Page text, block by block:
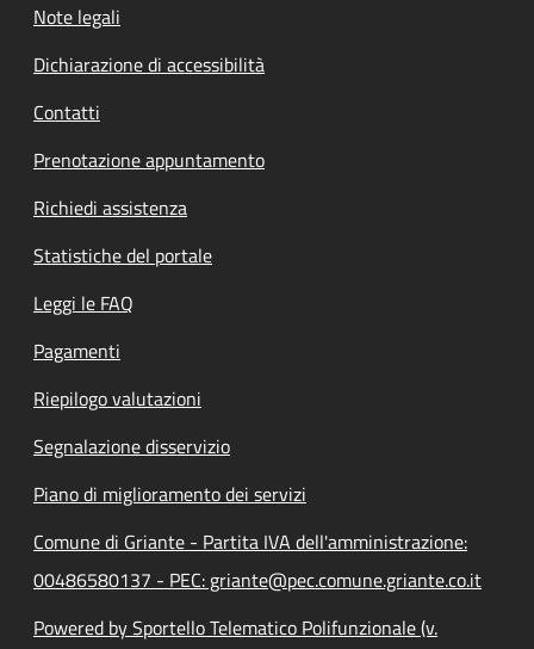
Note legali
Dichiarazione di accessibilità
Contatti
Prenotazione appuntamento
Richiedi assistenza
Statistiche del portale
Leggi le FAQ
Pagamenti
Riepilogo valutazioni
Segnalazione disservizio
Piano di miglioramento dei servizi
Comune di Griante - Partita IVA dell'amministrazione:
00486580137 - PEC: griante@pec.comune.griante.co.it
Powered by Sportello Telematico Polifunzionale (v.